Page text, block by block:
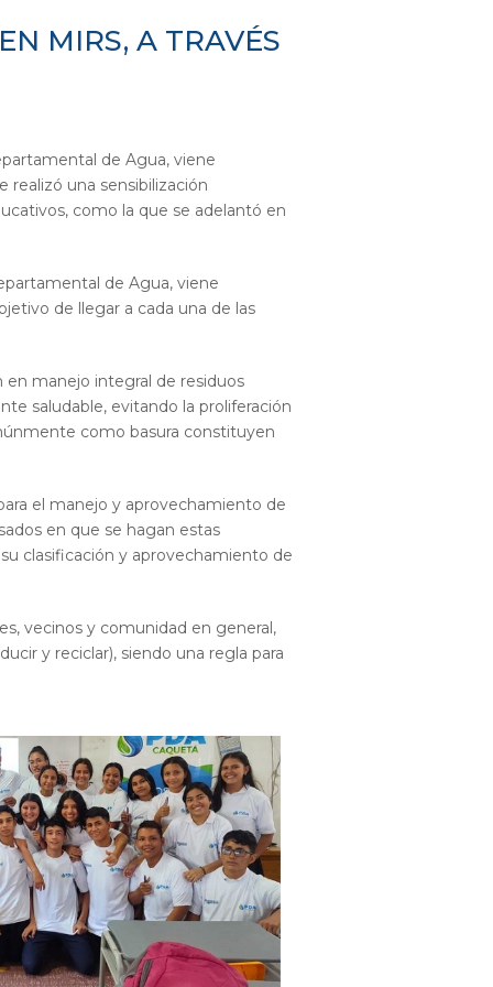
MIRS, A TRAVÉS
de Agua, viene
realizó una sensibilización
como la que se adelantó en
de Agua, viene
de llegar a cada una de las
manejo integral de residuos
saludable, evitando la proliferación
como basura constituyen
el manejo y aprovechamiento de
en que se hagan estas
clasificación y aprovechamiento de
vecinos y comunidad en general,
y reciclar), siendo una regla para